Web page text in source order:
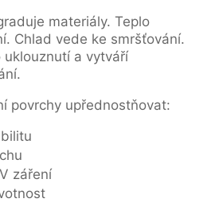
materiály. Teplo
Chlad vede ke smršťování.
uklouznutí a vytváří
povrchy upřednostňovat:
záření